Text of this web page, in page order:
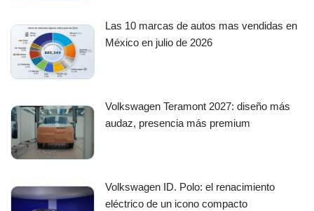
Las 10 marcas de autos mas vendidas en
México en julio de 2026
Volkswagen Teramont 2027: diseño más
audaz, presencia más premium
Volkswagen ID. Polo: el renacimiento
eléctrico de un icono compacto